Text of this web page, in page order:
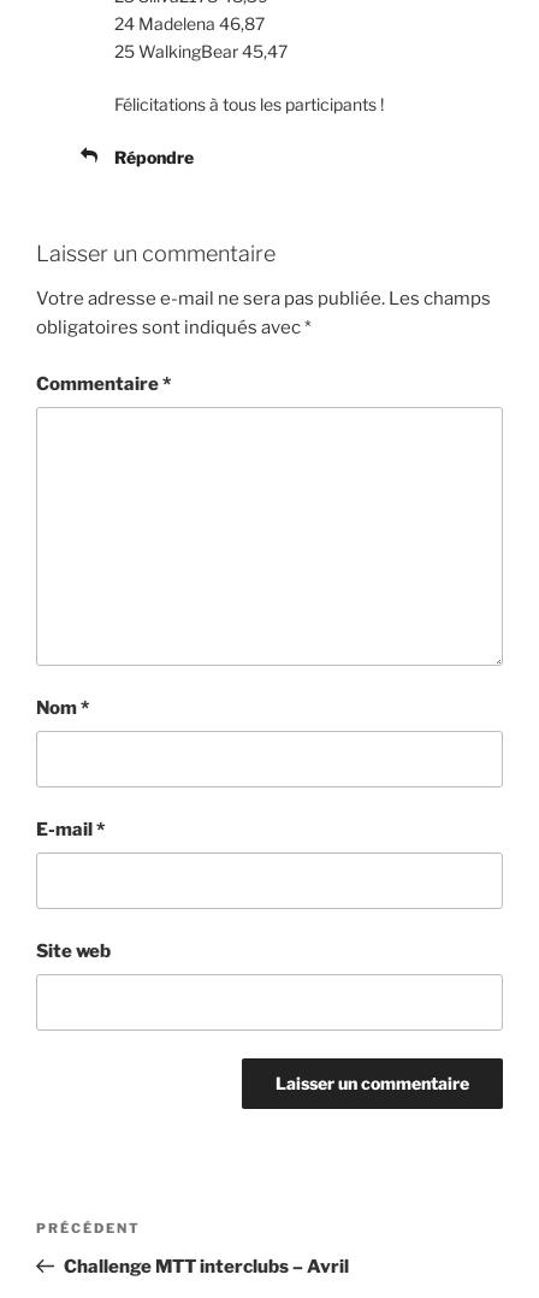
24 Madelena 46,87
25 WalkingBear 45,47
Félicitations à tous les participants !
Répondre
Laisser un commentaire
Votre adresse e-mail ne sera pas publiée. Les champs
obligatoires sont indiqués avec*
Commentaire*
Nom*
E-mail*
Site web
Navigation
l’article
Article
précédent
PRÉCÉDENT
Challenge MTT interclubs – Avril